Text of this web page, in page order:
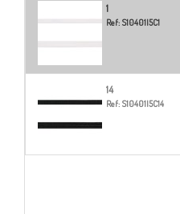
1
Ref: S10401I5C1
14
Ref: S10401I5C14